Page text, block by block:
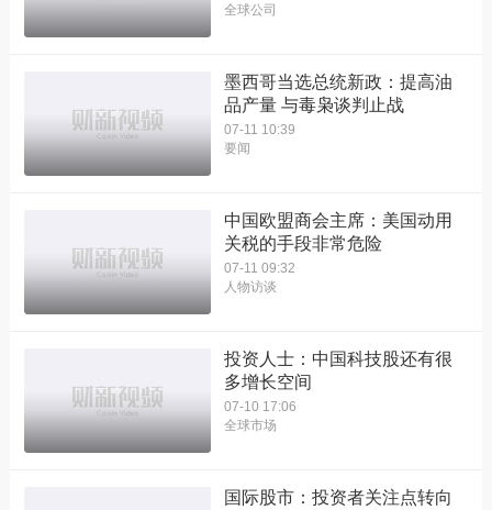
全球公司
墨西哥当选总统新政：提高油
品产量 与毒枭谈判止战
07-11 10:39
要闻
中国欧盟商会主席：美国动用
关税的手段非常危险
07-11 09:32
人物访谈
投资人士：中国科技股还有很
多增长空间
07-10 17:06
全球市场
国际股市：投资者关注点转向